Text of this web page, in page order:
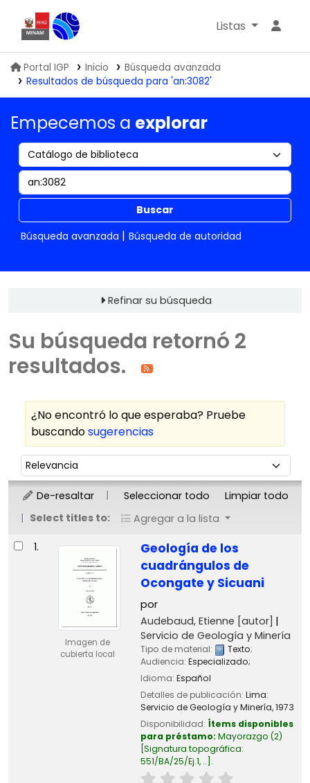
Biblioteca IGP
Listas
Portal IGP Inicio
Búsqueda avanzada
Resultados de búsqueda para 'an:3082'
Empecemos a explorar
Buscar
Búsqueda avanzada
Búsqueda de autoridad
Refinar su búsqueda
Su búsqueda retornó 2
resultados.
¿No encontró lo que esperaba? Pruebe
buscandosugerencias
Ordenar
Ordenar por:
De-resaltar Seleccionar todo
Limpiar todo
Select titles to:
Agregar a la lista
Resultados
1.
Imagen de
cubierta local
Geología de los
cuadrángulos de
Ocongate y Sicuani
por
Audebaud, Etienne [autor]
Servicio de Geología y Minería
Tipo de material: Texto;
Audiencia: Especializado;
Idioma: Español
Detalles de publicación: Lima:
Servicio de Geología y Minería,1973
Disponibilidad: Ítems disponibles
para préstamo: Mayorazgo (2)
Signatura topográfica:
551/BA/25/Ej.1, .. .